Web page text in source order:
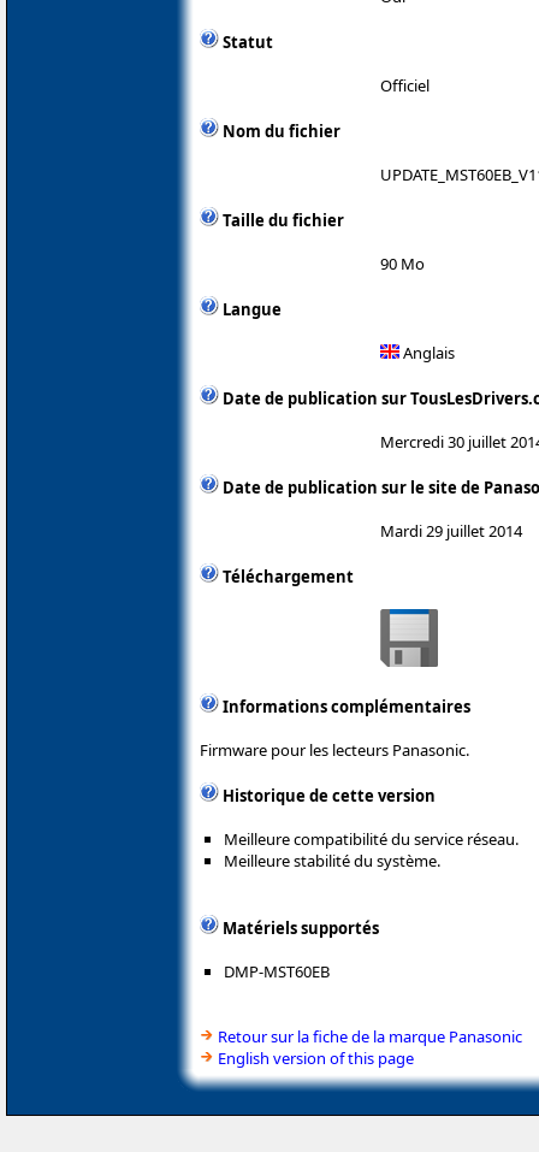
Statut
Officiel
Nom du fichier
Taille du fichier
90 Mo
Langue
Anglais
Date de publication sur
Mercredi 30 juillet
Date de publication sur le site de
Mardi 29 juillet 2014
Téléchargement
Informations complémentaires
Firmware pour les lecteurs Panasonic.
Historique de cette version
Meilleure compatibilité du service réseau.
Meilleure stabilité du système.
Matériels supportés
DMP-MST60EB
Retour sur la fiche de la marque Panasonic
English version of this page